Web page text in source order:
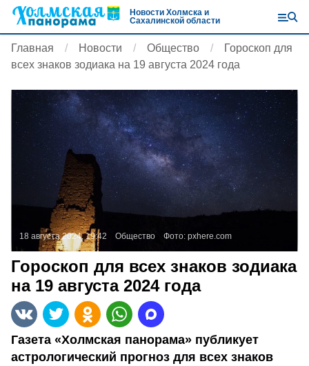
Новости Холмска и
Сахалинской области
Главная Новости Общество
Гороскоп для
всех знаков зодиака на 19 августа 2024 года
18 августа 2024, 19:42 Общество Фото: pxhere.com
Гороскоп для всех знаков зодиака
на 19 августа 2024 года
Газета «Холмская панорама» публикует
астрологический прогноз для всех знаков